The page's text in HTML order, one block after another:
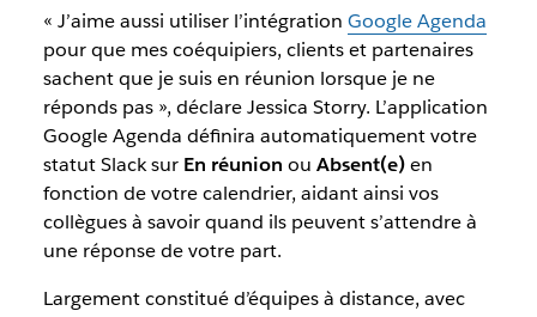
« J’aime aussi utiliser l’intégration Google Agenda
pour que mes coéquipiers, clients et partenaires
sachent que je suis en réunion lorsque je ne
réponds pas », déclare Jessica Storry. L’application
Google Agenda définira automatiquement votre
statut Slack sur En réunion ou Absent(e)en
fonction de votre calendrier, aidant ainsi vos
collègues à savoir quand ils peuvent s’attendre à
une réponse de votre part.
Largement constitué d’équipes à distance, avec